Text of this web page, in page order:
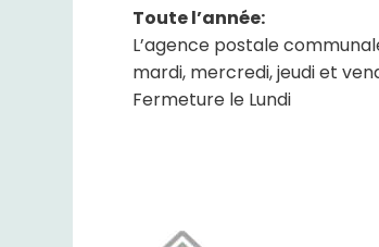
Toute l’année:
L’agence postale
mardi, mercredi, jeudi et
Fermeture le Lundi